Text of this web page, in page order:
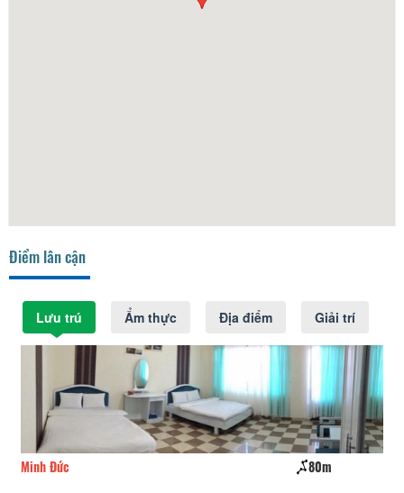
Điểm lân cận
Lưu trú Ẩm thực Địa điểm Giải trí
Minh Đức 80m